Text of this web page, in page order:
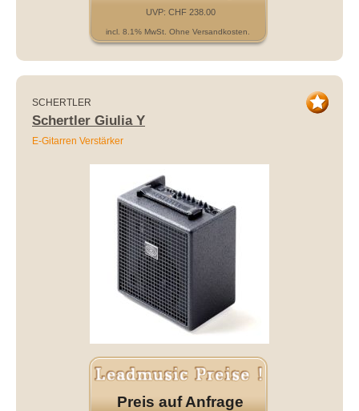
UVP: CHF 238.00
incl. 8.1% MwSt. Ohne Versandkosten.
SCHERTLER
Schertler Giulia Y
E-Gitarren Verstärker
Preis auf Anfrage